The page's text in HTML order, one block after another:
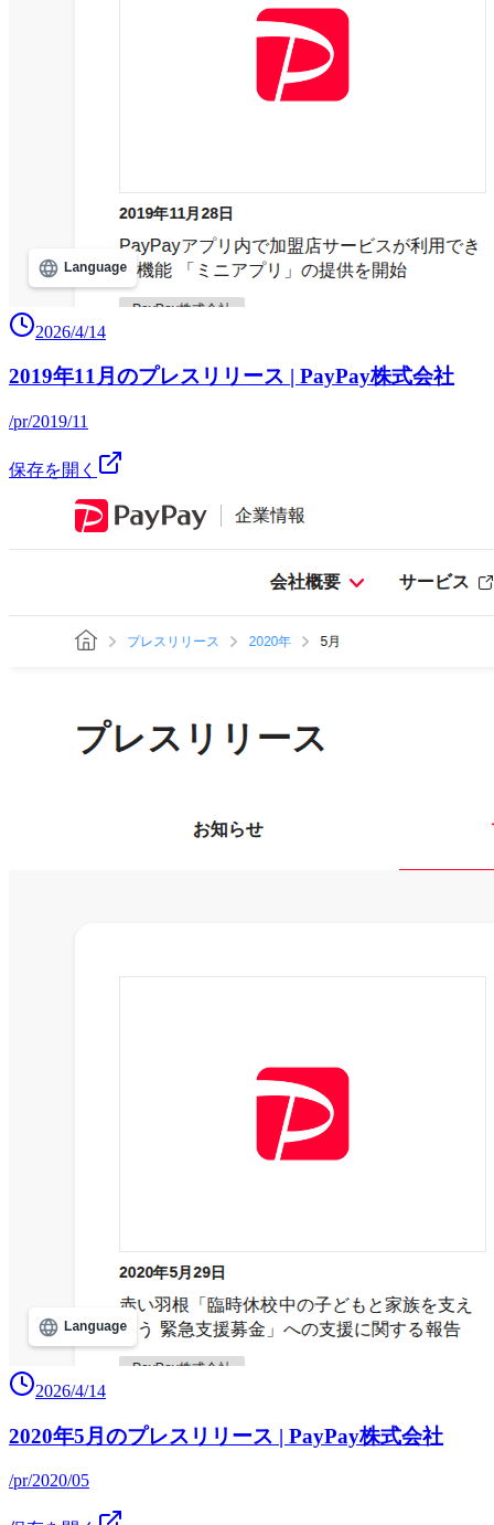
2026/4/14
2019年11月のプレスリリース | PayPay株式会社
/pr/2019/11
保存を開く
2026/4/14
2020年5月のプレスリリース | PayPay株式会社
/pr/2020/05